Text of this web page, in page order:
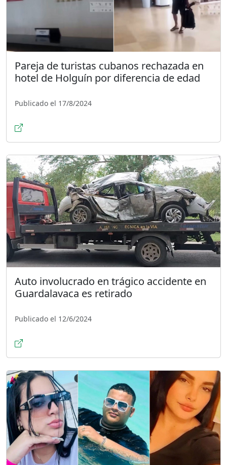
Pareja de turistas cubanos rechazada en
hotel de Holguín por diferencia de edad
Publicado el 17/8/2024
Auto involucrado en trágico accidente en
Guardalavaca es retirado
Publicado el 12/6/2024